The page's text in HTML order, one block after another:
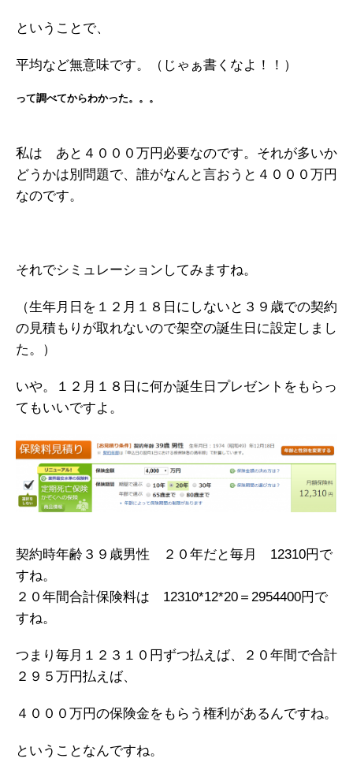
ということで、
平均など無意味です。（じゃぁ書くなよ！！）
って調べてからわかった。。。
私は あと４０００万円必要なのです。それが多いか
どうかは別問題で、誰がなんと言おうと４０００万円
なのです。
それでシミュレーションしてみますね。
（生年月日を１２月１８日にしないと３９歳での契約
の見積もりが取れないので架空の誕生日に設定しまし
た。）
いや。１２月１８日に何か誕生日プレゼントをもらっ
てもいいですよ。
契約時年齢３９歳男性 ２０年だと毎月 12310円で
すね。
２０年間合計保険料は 12310*12*20＝2954400円で
すね。
つまり毎月１２３１０円ずつ払えば、２０年間で合計
２９５万円払えば、
４０００万円の保険金をもらう権利があるんですね。
ということなんですね。